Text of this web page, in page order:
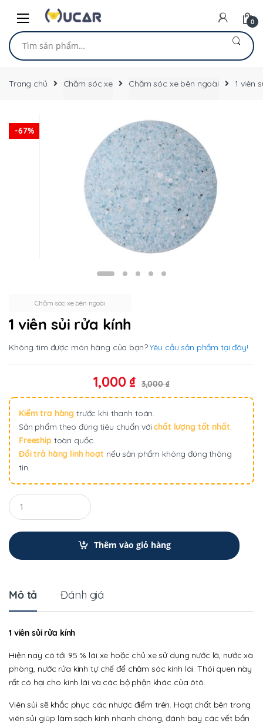
navigation
content
0
Tìm
kiếm:
Trang chủ Chăm sóc xe Chăm sóc xe bên ngoài 1 viên
-67%
Chăm sóc xe bên ngoài
1 viên sủi rửa kính
Không tìm được món hàng của bạn?Yêu cầu sản phẩm tại đây!
1,000 ₫ 3,000₫
Kiểm tra hàng trước khi thanh toán.
Sản phẩm theo đúng tiêu chuẩn vớichất lượng tốt nhất.
Freeshiptoàn quốc.
Đổi trả hàng linh hoạt nếu sản phẩm không đúng thông
tin.
Q
u
a
t
i
Thêm vào giỏ hàng
Mô tả Đánh giá
1 viên sủi rửa kính
Hiện nay có tới 95 % lái xe hoặc chủ xe sử dụng nước lã, nước xà
phòng, nước rửa kính tự chế để chăm sóc kính lái. Thói quen này
rất có hại cho kính lái và các bộ phận khác của ôtô.
Viên sủi sẽ khắc phục các nhược điểm trên. Hoạt chất bên trong
viên sủi giúp làm sạch kính nhanh chóng, đánh bay các vết bẩn